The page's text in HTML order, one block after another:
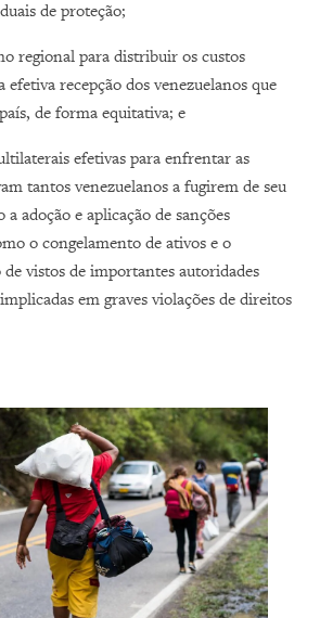
de proteção;
regional para distribuir os custos
efetiva recepção dos venezuelanos que
de forma equitativa; e
efetivas para enfrentar as
tantos venezuelanos a fugirem de seu
adoção e aplicação de sanções
o congelamento de ativos e o
vistos de importantes autoridades
em graves violações de direitos